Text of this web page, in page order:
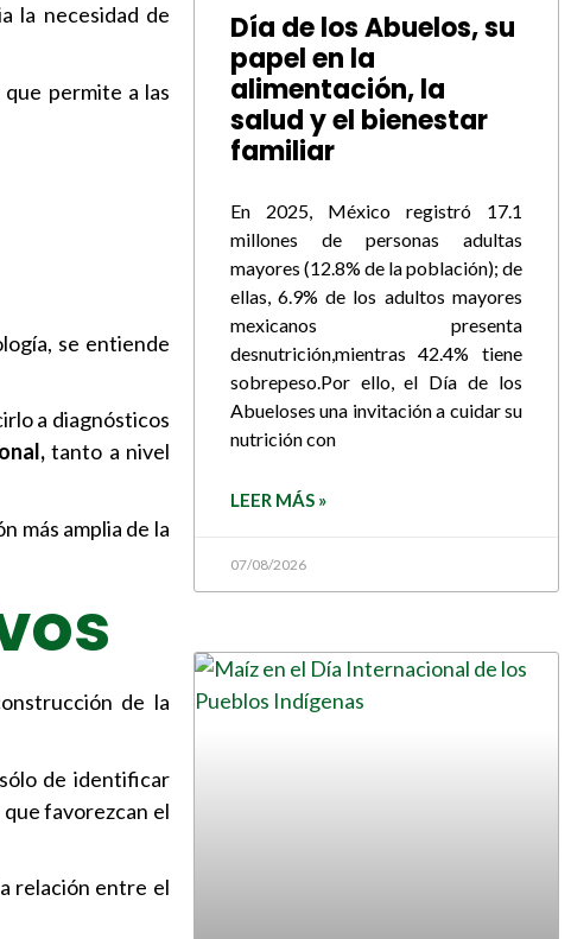
la necesidad de
permite a las
se entiende
a diagnósticos
tanto a nivel
más amplia de la
de la
de identificar
favorezcan el
relación entre el
Día de los Abuelos, su
papel en la
alimentación, la
salud y el bienestar
familiar
En 2025, México registró 17.1
millones de personas adultas
mayores (12.8% de la población); de
ellas, 6.9% de los adultos mayores
mexicanos presenta
desnutrición,mientras 42.4% tiene
sobrepeso.Por ello, el Día de los
Abueloses una invitación a cuidar su
nutrición con
LEER MÁS »
07/08/2026